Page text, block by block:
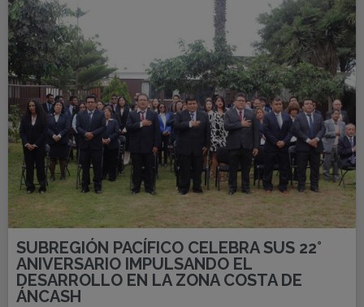
SUBREGIÓN PACÍFICO CELEBRA SUS 22°
ANIVERSARIO IMPULSANDO EL
DESARROLLO EN LA ZONA COSTA DE
ÁNCASH